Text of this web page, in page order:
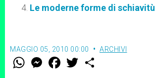
Le moderne forme di schiavitù
MAGGIO 05, 2010 00:00 ARCHIVI
W M
e
F
a w